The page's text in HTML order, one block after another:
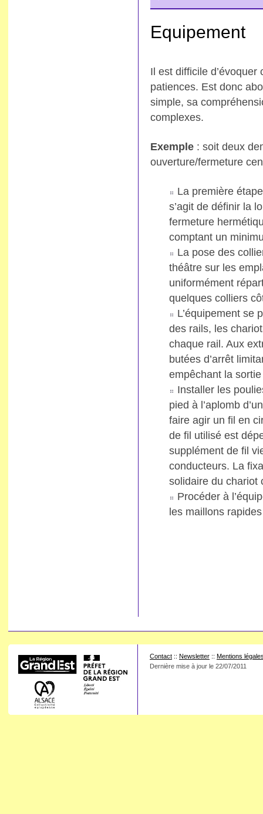
Equipement
Il est difficile
patiences. Est donc
simple, sa
complexes.
Exemple : soit deux
ouverture/fermeture
La première
s’agit de définir la
fermeture
comptant un
La pose des
théâtre sur les
uniformément
quelques colliers
L’équipement se
des rails, les
chaque rail. Aux
butées d’arrêt
empêchant la
Installer les
pied à l’aplomb
faire agir un fil en
de fil utilisé est
supplément de fil
conducteurs. La
solidaire du chariot
Procéder à
les maillons
Contact :: Newsletter :: Mentions
Dernière mise à jour le 22/07/2011